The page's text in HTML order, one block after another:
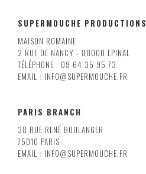
SUPERMOUCHE PRODUCTIONS
MAISON ROMAINE
2 RUE DE NANCY - 88000 EPINAL
TÉLÉPHONE : 09 64 35 95 73
EMAIL : INFO@SUPERMOUCHE.FR
PARIS BRANCH
38 RUE RENÉ BOULANGER
75010 PARIS
EMAIL : INFO@SUPERMOUCHE.FR